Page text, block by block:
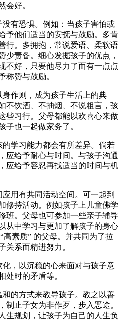
会好。
没有恐惧。例如：当孩子害怕或
予他们适当的安抚与鼓励。多肯
行。多拥抱，常说爱语、柔软语
少责备。细心发掘孩子的优点，
不好，只要他尽力了而有一点点
称赞与鼓励。
身作则，成为孩子生活上的典
不饮酒、不抽烟、不说粗言，孩
些习行。父母都能以欢喜心来做
子也一起做家务了。
的学习能力都会有所差异。倘若
应给予耐心与时间。与孩子沟通
应给予容忍再找适当的时间与机
应用有共同活动空间。可一起到
修持活动。例如孩子上儿童佛学
班。父母也可参加一些亲子辅导
从中学习与更加了解孩子的身心
高素质” 的父母。并共同为了拉
关系而精进努力。
化，以沉稳的心来面对与孩子意
处时的矛盾等。
和的方式来教导孩子。教之以善
制止子女为非作歹，步入恶途。
生规划，让孩子为自己的人生负